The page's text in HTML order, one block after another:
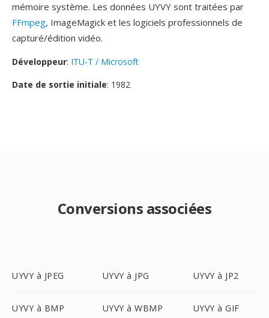
mémoire système. Les données UYVY sont traitées par
FFmpeg, ImageMagick et les logiciels professionnels de
capturé/édition vidéo.
Développeur: ITU-T / Microsoft
Date de sortie initiale: 1982
Conversions associées
UYVY à JPEG UYVY à JPG UYVY à JP2
UYVY à BMP UYVY à WBMP UYVY à GIF